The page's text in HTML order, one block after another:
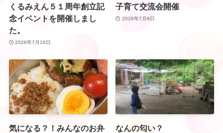
くるみえん５１周年創立記
念イベントを開催しまし
た。
2026年7月16日
子育て交流会開催
2026年7月9日
気になる？！みんなのお弁
なんの匂い？